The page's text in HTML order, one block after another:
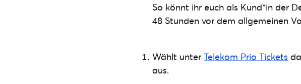
So könnt ihr euch als Kund*in der
48 Stunden vor dem allgemeinen
Wählt unter Telekom Prio Tickets
aus.